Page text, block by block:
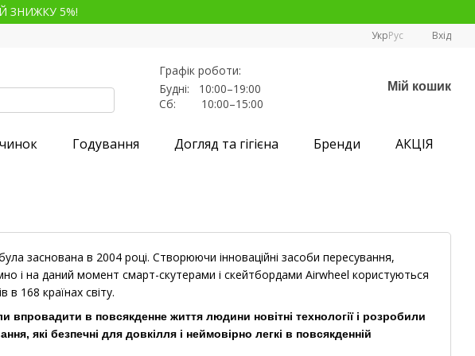
ЗНИЖКУ 5%!
УкрРус Вхід
Графік роботи:
Будні: 10:00–19:00
Сб: 10:00–15:00
Мій кошик
Годування Догляд та гігієна Бренди АКЦІЯ
заснована в 2004 році. Створюючи інноваційні засоби пересування,
і на даний момент смарт-скутерами і скейтбордами Airwheel користуються
в 168 країнах світу.
впровадити в повсякденне життя людини новітні технології і розробили
які безпечні для довкілля і неймовірно легкі в повсякденній